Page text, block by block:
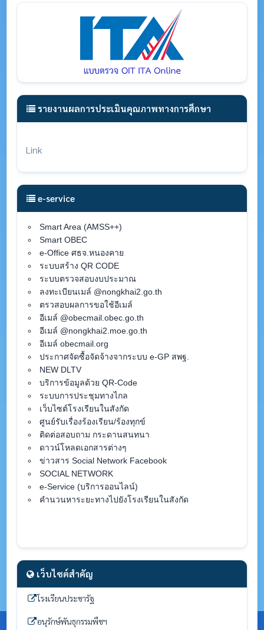
รายงานผลการประเมินคุณภาพทางการศึกษา
Link
e-service
Smart Area (AMSS++)
Smart OBEC
e-Office ศธจ.หนองคาย
ระบบสร้าง QR CODE
ระบบตรวจสอบงบประมาณ
ลงทะเบียนเมล์ @nongkhai2.go.th
ตรวสอบผลการขอใช้อีเมล์
อีเมล์ @obecmail.obec.go.th
อีเมล์ @nongkhai2.moe.go.th
อีเมล์ obecmail.org
ประกาศจัดซื้อจัดจ้างจากระบบ e-GP สพฐ.
NEW DLTV
บริการข้อมูลด้วย QR-Code
ระบบการประชุมทางไกล
เว็บไซต์โรงเรียนในสังกัด
ศูนย์รับเรื่องร้องเรียน/ร้องทุกข์
ติดต่อสอบถาม กระดานสนทนา
ดาวน์โหลดเอกสารต่างๆ
ข่าวสาร Social Network Facebook
SOCIAL NETWORK
e-Service (บริการออนไลน์)
คำนวนหาระยะทางไปยังโรงเรียนในสังกัด
เว็บไซต์สำคัญ
โรงเรียนประชารัฐ
อนุรักษ์พันธุกรรมพืชฯ